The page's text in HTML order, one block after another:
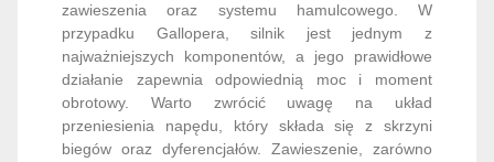
zawieszenia oraz systemu hamulcowego. W
przypadku Gallopera, silnik jest jednym z
najważniejszych komponentów, a jego prawidłowe
działanie zapewnia odpowiednią moc i moment
obrotowy. Warto zwrócić uwagę na układ
przeniesienia napędu, który składa się z skrzyni
biegów oraz dyferencjałów. Zawieszenie, zarówno